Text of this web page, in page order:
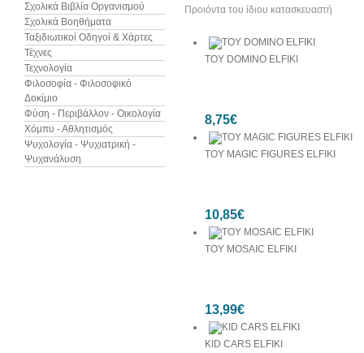
Σχολικά Βιβλία Οργανισμού
Σχολικά Βοηθήματα
Ταξιδιωτικοί Οδηγοί & Χάρτες
Τέχνες
Τεχνολογία
Φιλοσοφία - Φιλοσοφικό
Δοκίμιο
Φύση - Περιβάλλον - Οικολογία
Χόμπυ - Αθλητισμός
Ψυχολογία - Ψυχιατρική -
Ψυχανάλυση
Προιόντα του ίδιου κατασκευαστή
TOY DOMINO ELFIKI
8,75€
TOY MAGIC FIGURES ELFIKI
10,85€
TOY MOSAIC ELFIKI
13,99€
KID CARS ELFIKI